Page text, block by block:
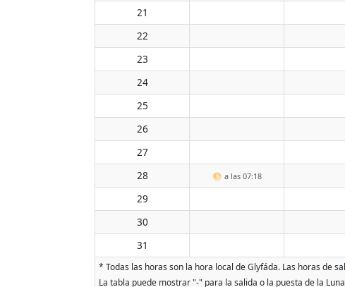
21
22
23
24
25
26
27
28
🌕 a las 07:18
29
30
31
* Todas las horas son la hora local de Glyfáda. Las horas de
La tabla puede mostrar "-" para la salida o la puesta de la